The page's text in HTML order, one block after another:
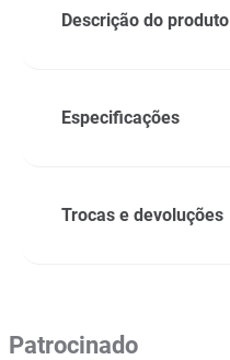
Descrição do produto
Especificações
Trocas e devoluções
Patrocinado